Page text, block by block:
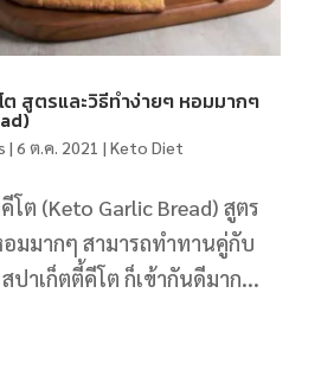
ต สูตรและวิธีทำง่ายๆ หอมมากๆ
| 6 ต.ค. 2021 | Keto Diet
โต (Keto Garlic Bread) สูตร
มมากๆ สามารถทำทานคู่กับ
ปาเก็ตตี้คีโต ก็เข้ากันดีมาก...